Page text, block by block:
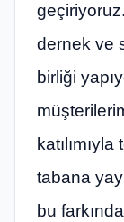
dernek ve
birliği
tabana
bu